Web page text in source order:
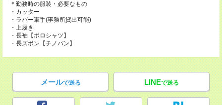
＊勤務時の服装・必要なもの
・カッター
・ラバー軍手(事務所貸出可能)
・上履き
・長袖【ポロシャツ】
・長ズボン【チノパン】
メールで送る LINEで送る